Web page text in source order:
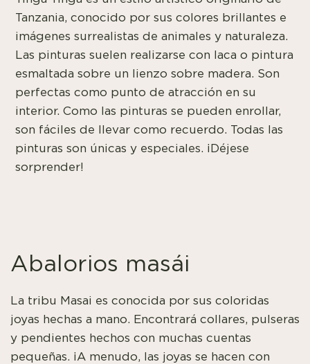
Tanzania, conocido por sus colores brillantes e
imágenes surrealistas de animales y naturaleza.
Las pinturas suelen realizarse con laca o pintura
esmaltada sobre un lienzo sobre madera. Son
perfectas como punto de atracción en su
interior. Como las pinturas se pueden enrollar,
son fáciles de llevar como recuerdo. Todas las
pinturas son únicas y especiales. ¡Déjese
sorprender!
Abalorios masái
La tribu Masai es conocida por sus coloridas
joyas hechas a mano. Encontrará collares, pulseras
y pendientes hechos con muchas cuentas
pequeñas. ¡A menudo, las joyas se hacen con